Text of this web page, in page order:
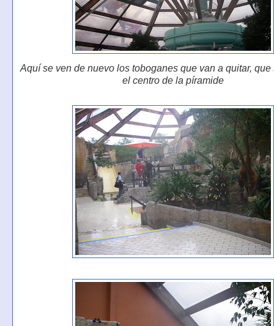
Aquí se ven de nuevo los toboganes que van a quitar,
el centro de la píramide